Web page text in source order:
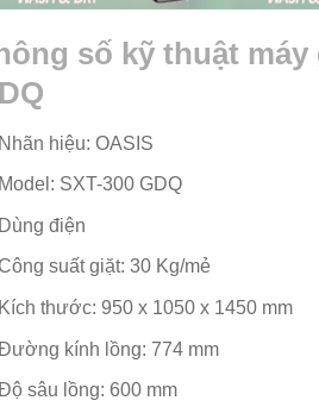
số kỹ thuật máy
hiệu: OASIS
SXT-300 GDQ
điện
suất giặt: 30 Kg/mẻ
thước: 950 x 1050 x 1450 mm
kính lồng: 774 mm
sâu lồng: 600 mm